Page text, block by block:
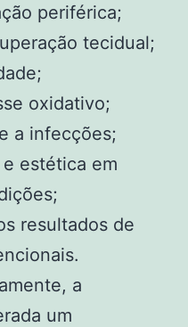
periférica;
tecidual;
oxidativo;
a infecções;
estética em
resultados de
a
um